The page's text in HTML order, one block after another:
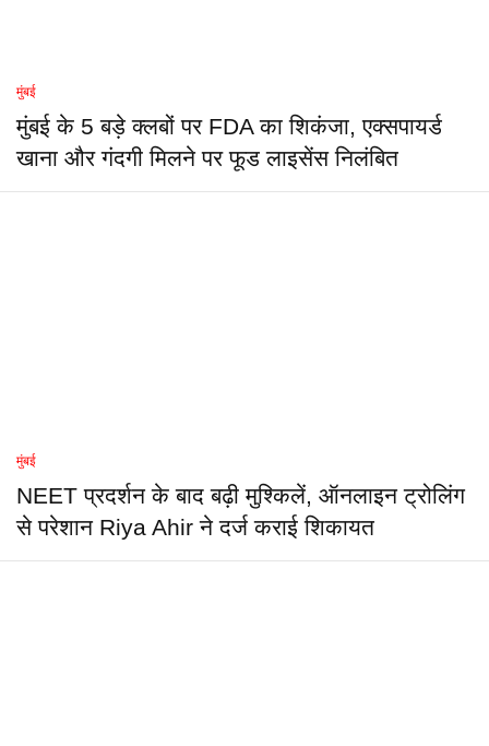
मुंबई
मुंबई के 5 बड़े क्लबों पर FDA का शिकंजा, एक्सपायर्ड
खाना और गंदगी मिलने पर फूड लाइसेंस निलंबित
मुंबई
NEET प्रदर्शन के बाद बढ़ी मुश्किलें, ऑनलाइन ट्रोलिंग
से परेशान Riya Ahir ने दर्ज कराई शिकायत